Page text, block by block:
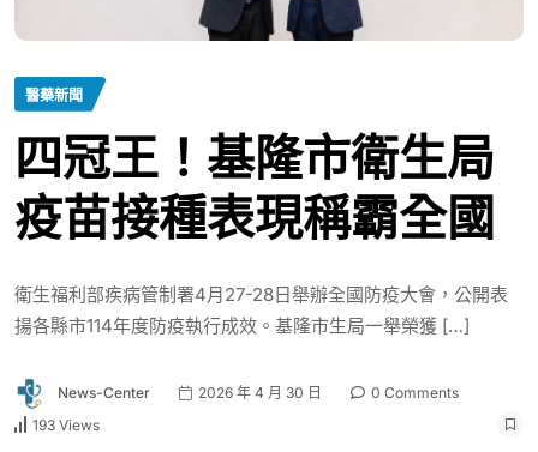
醫藥新聞
四冠王！基隆市衛生局
疫苗接種表現稱霸全國
衛生福利部疾病管制署4月27-28日舉辦全國防疫大會，公開表
揚各縣市114年度防疫執行成效。基隆市生局一舉榮獲 […]
News-Center 2026 年 4 月 30 日
0 Comments
193 Views